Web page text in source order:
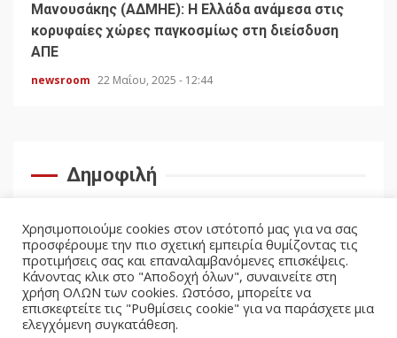
Μανουσάκης (ΑΔΜΗΕ): Η Ελλάδα ανάμεσα στις
κορυφαίες χώρες παγκοσμίως στη διείσδυση
ΑΠΕ
newsroom 22 Μαΐου, 2025 - 12:44
Δημοφιλή
Χρησιμοποιούμε cookies στον ιστότοπό μας για να σας
προσφέρουμε την πιο σχετική εμπειρία θυμίζοντας τις
προτιμήσεις σας και επαναλαμβανόμενες επισκέψεις.
Κάνοντας κλικ στο "Αποδοχή όλων", συναινείτε στη
χρήση ΟΛΩΝ των cookies. Ωστόσο, μπορείτε να
επισκεφτείτε τις "Ρυθμίσεις cookie" για να παράσχετε μια
ελεγχόμενη συγκατάθεση.